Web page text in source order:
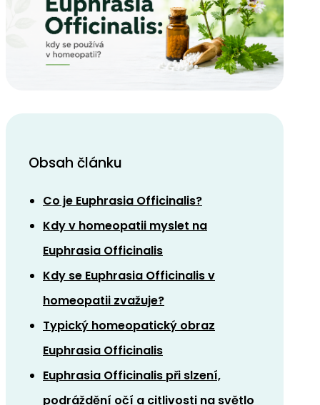
Obsah článku
Co je Euphrasia Officinalis?
Kdy v homeopatii myslet na
Euphrasia Officinalis
Kdy se Euphrasia Officinalis v
homeopatii zvažuje?
Typický homeopatický obraz
Euphrasia Officinalis
Euphrasia Officinalis při slzení,
podráždění očí a citlivosti na světlo